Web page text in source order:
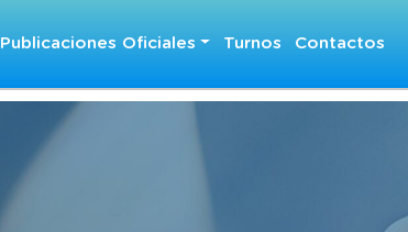
Publicaciones Oficiales Turnos Contactos